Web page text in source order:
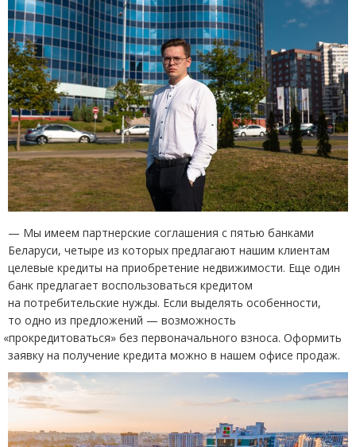
— Мы имеем партнерские соглашения с пятью банками
Беларуси, четыре из которых предлагают нашим клиентам
целевые кредиты на приобретение недвижимости. Еще один
банк предлагает воспользоваться кредитом
на потребительские нужды. Если выделять особенности,
то одно из предложений — возможность
«прокредитоваться» без первоначального взноса. Оформить
заявку на получение кредита можно в нашем офисе продаж.